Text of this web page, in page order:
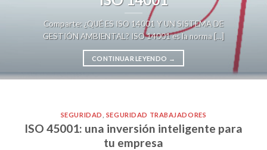
Comparte: ¿QUÉ ES ISO 14001 Y UN SISTEMA DE
GESTIÓN AMBIENTAL? ISO 14001 es la norma [...]
CONTINUAR LEYENDO →
SEGURIDAD SEGURIDAD TRABAJADORES
ISO 45001: una inversión inteligente para
tu empresa